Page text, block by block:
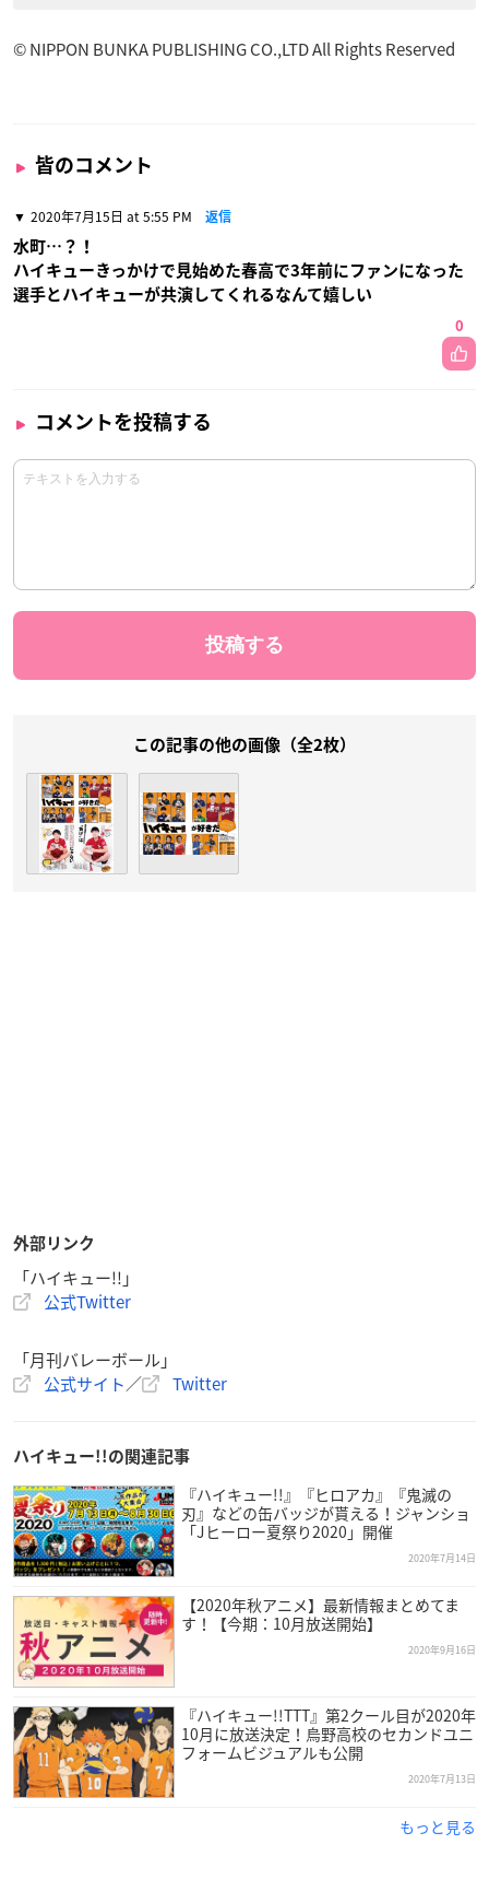
© NIPPON BUNKA PUBLISHING CO.,LTD All Rights Reserved
皆のコメント
2020年7月15日 at 5:55 PM 返信
水町…？！
ハイキューきっかけで見始めた春高で3年前にファンになった
選手とハイキューが共演してくれるなんて嬉しい
0
コメントを投稿する
この記事の他の画像（全2枚）
外部リンク
「ハイキュー!!」
公式Twitter
「月刊バレーボール」
公式サイト／ Twitter
ハイキュー!!の関連記事
『ハイキュー!!』『ヒロアカ』『鬼滅の
刃』などの缶バッジが貰える！ジャンショ
「Jヒーロー夏祭り2020」開催
2020年7月14日
【2020年秋アニメ】最新情報まとめてま
す！【今期：10月放送開始】
2020年9月16日
『ハイキュー!!TTT』第2クール目が2020年
10月に放送決定！烏野高校のセカンドユニ
フォームビジュアルも公開
2020年7月13日
もっと見る